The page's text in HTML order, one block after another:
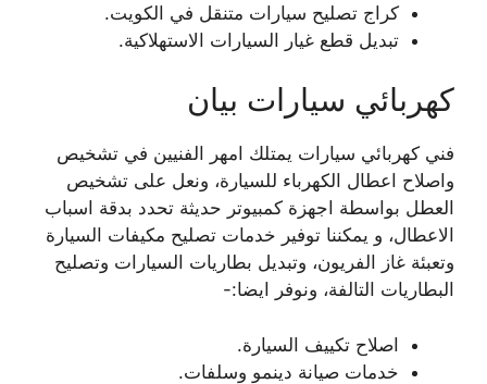
كراج تصليح سيارات متنقل في الكويت.
تبديل قطع غيار السيارات الاستهلاكية.
كهربائي سيارات بيان
فني كهربائي سيارات يمتلك امهر الفنيين في تشخيص
واصلاح اعطال الكهرباء للسيارة، ونعل على تشخيص
العطل بواسطة اجهزة كمبيوتر حديثة تحدد بدقة اسباب
الاعطال، و يمكننا توفير خدمات تصليح مكيفات السيارة
وتعبئة غاز الفريون، وتبديل بطاريات السيارات وتصليح
البطاريات التالفة، ونوفر ايضا:-
اصلاح تكييف السيارة.
خدمات صيانة دينمو وسلفات.